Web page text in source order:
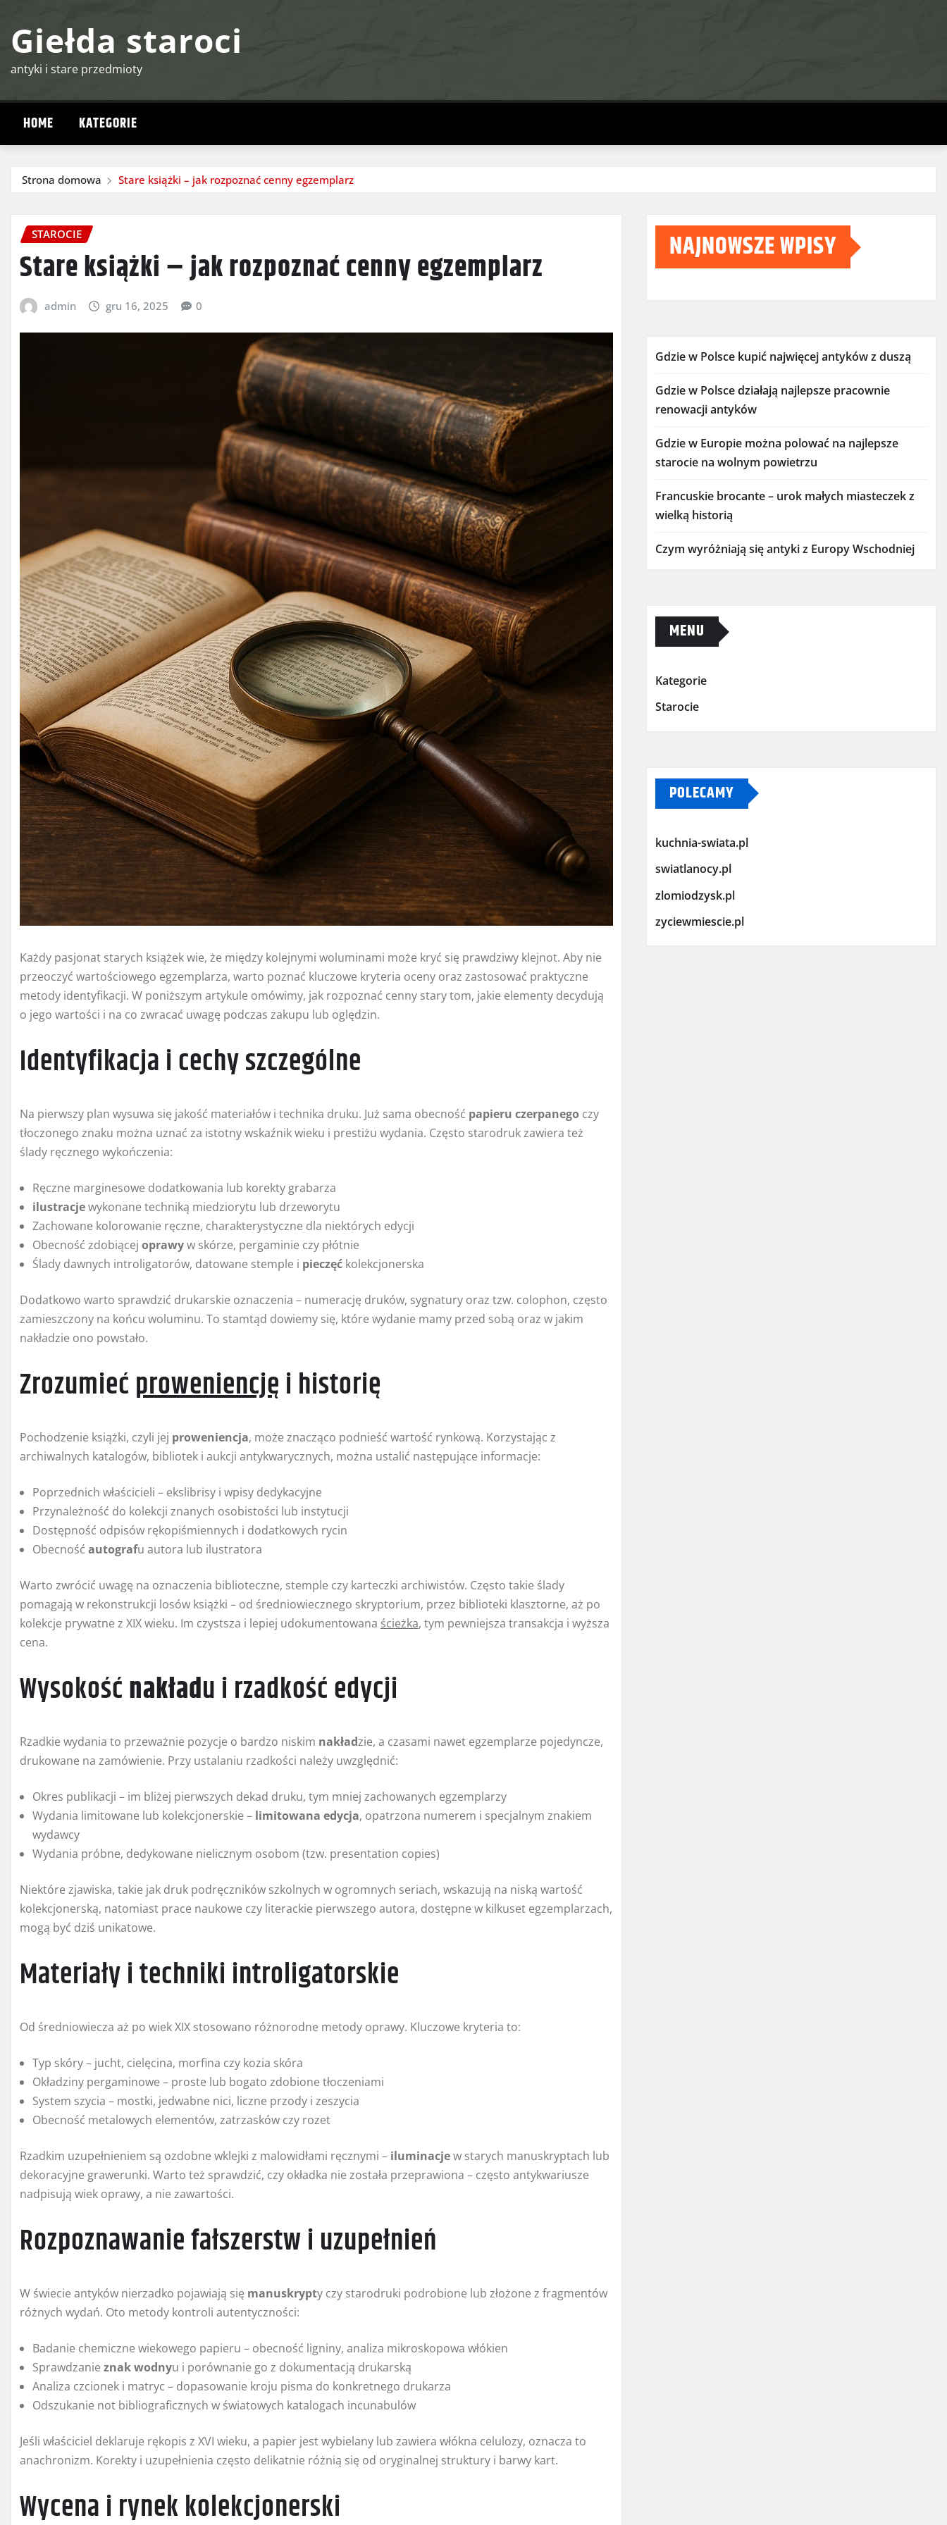
treściGiełda staroci
antyki i stare przedmioty
HOME KATEGORIE
Strona domowa Stare książki – jak rozpoznać cenny egzemplarz
STAROCIE
Stare książki – jak rozpoznać cenny egzemplarz
admin gru 16, 2025 0
Każdy pasjonat starych książek wie, że między kolejnymi woluminami może kryć się prawdziwy klejnot. Aby nie
przeoczyć wartościowego egzemplarza, warto poznać kluczowe kryteria oceny oraz zastosować praktyczne
metody identyfikacji. W poniższym artykule omówimy, jak rozpoznać cenny stary tom, jakie elementy decydują
o jego wartości i na co zwracać uwagę podczas zakupu lub oględzin.
Identyfikacja i cechy szczególne
Na pierwszy plan wysuwa się jakość materiałów i technika druku. Już sama obecność papieru czerpanego czy
tłoczonego znaku można uznać za istotny wskaźnik wieku i prestiżu wydania. Często starodruk zawiera też
ślady ręcznego wykończenia:
Ręczne marginesowe dodatkowania lub korekty grabarza
ilustracjewykonane techniką miedziorytu lub drzeworytu
Zachowane kolorowanie ręczne, charakterystyczne dla niektórych edycji
Obecność zdobiącej oprawyw skórze, pergaminie czy płótnie
Ślady dawnych introligatorów, datowane stemple i pieczęć kolekcjonerska
Dodatkowo warto sprawdzić drukarskie oznaczenia – numerację druków, sygnatury oraz tzw. colophon, często
zamieszczony na końcu woluminu. To stamtąd dowiemy się, które wydanie mamy przed sobą oraz w jakim
nakładzie ono powstało.
Zrozumiećproweniencjęi historię
Pochodzenie książki, czyli jej proweniencja, może znacząco podnieść wartość rynkową. Korzystając z
archiwalnych katalo­gów, bibliotek i aukcji antykwarycznych, można ustalić następujące informacje:
Poprzednich właścicieli – ekslibrisy i wpisy dedykacyjne
Przynależność do kolekcji znanych osobistości lub instytucji
Dostępność odpisów rękopiśmiennych i dodatkowych rycin
Obecność autografu autora lub ilustratora
Warto zwrócić uwagę na oznaczenia biblioteczne, stemple czy karteczki archiwistów. Często takie ślady
pomagają w rekonstrukcji losów książki – od średniowiecznego skryptorium, przez biblioteki klasztorne, aż po
kolekcje prywatne z XIX wieku. Im czystsza i lepiej udokumentowana ścieżka, tym pewniejsza transakcja i wyższa
cena.
Wysokośćnakładu i rzadkość edycji
Rzadkie wydania to przeważnie pozycje o bardzo niskim nakładzie, a czasami nawet egzemplarze pojedyncze,
drukowane na zamówienie. Przy ustalaniu rzadkości należy uwzględnić:
Okres publikacji – im bliżej pierwszych dekad druku, tym mniej zachowanych egzemplarzy
Wydania limitowane lub kolekcjonerskie – limitowana edycja, opatrzona numerem i specjalnym znakiem
wydawcy
Wydania próbne, dedykowane nielicznym osobom (tzw. presentation copies)
Niektóre zjawiska, takie jak druk podręczników szkolnych w ogromnych seriach, wskazują na niską wartość
kolekcjonerską, natomiast prace naukowe czy literackie pierwszego autora, dostępne w kilkuset egzemplarzach,
mogą być dziś unikatowe.
Materiały i techniki introligatorskie
Od średniowiecza aż po wiek XIX stosowano różnorodne metody oprawy. Kluczowe kryteria to:
Typ skóry – jucht, cielęcina, morfina czy kozia skóra
Okładziny pergaminowe – proste lub bogato zdobione tłoczeniami
System szycia – mostki, jedwabne nici, liczne przody i zeszycia
Obecność metalowych elementów, zatrzasków czy rozet
Rzadkim uzupełnieniem są ozdobne wklejki z malowidłami ręcznymi – iluminacjew starych manuskryptach lub
dekoracyjne grawerunki. Warto też sprawdzić, czy okładka nie została przeprawiona – często antykwariusze
nadpisują wiek oprawy, a nie zawartości.
Rozpoznawanie fałszerstw i uzupełnień
W świecie antyków nierzadko pojawiają się manuskrypty czy starodruki podrobione lub złożone z fragmentów
różnych wydań. Oto metody kontroli autentyczności:
Badanie chemiczne wiekowego papieru – obecność ligniny, analiza mikroskopowa włókien
Sprawdzanie znak wodnyu i porównanie go z dokumentacją drukarską
Analiza czcionek i matryc – dopasowanie kroju pisma do konkretnego drukarza
Odszukanie not bibliograficznych w światowych katalogach incunabulów
Jeśli właściciel deklaruje rękopis z XVI wieku, a papier jest wybielany lub zawiera włókna celulozy, oznacza to
anachronizm. Korekty i uzupełnienia często delikatnie różnią się od oryginalnej struktury i barwy kart.
Wycena i rynek kolekcjonerski
NAJNOWSZE WPISY
Gdzie w Polsce kupić najwięcej antyków z duszą
Gdzie w Polsce działają najlepsze pracownie
renowacji antyków
Gdzie w Europie można polować na najlepsze
starocie na wolnym powietrzu
Francuskie brocante – urok małych miasteczek z
wielką historią
Czym wyróżniają się antyki z Europy Wschodniej
MENU
Kategorie
Starocie
POLECAMY
kuchnia-swiata.pl
swiatlanocy.pl
zlomiodzysk.pl
zyciewmiescie.pl